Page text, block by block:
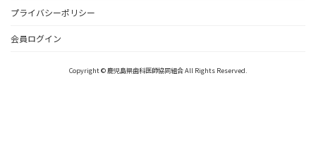
プライバシーポリシー
会員ログイン
Copyright © 鹿児島県歯科医師協同組合 All Rights Reserved.